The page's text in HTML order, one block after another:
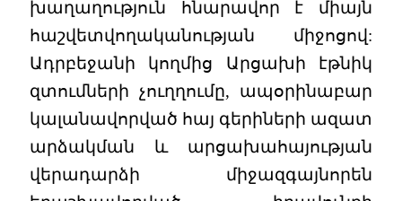
խաղաղություն հնարավոր է միայն
հաշվետվողականության միջոցով:
Ադրբեջանի կողմից Արցախի էթնիկ
զտումների չուղղումը, ապօրինաբար
կալանավորված հայ գերիների ազատ
արձակման և արցախահայության
վերադարձի միջազգայնորեն